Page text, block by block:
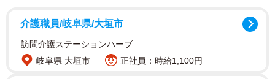
介護職員/岐阜県/大垣市
訪問介護ステーションハーブ
岐阜県 大垣市
正社員：時給1,100円